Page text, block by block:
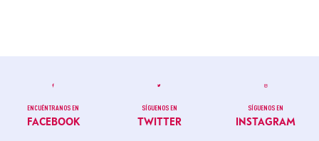
ENCUÉNTRANOS EN
FACEBOOK
SÍGUENOS EN
TWITTER
SÍGUENOS EN
INSTAGRAM